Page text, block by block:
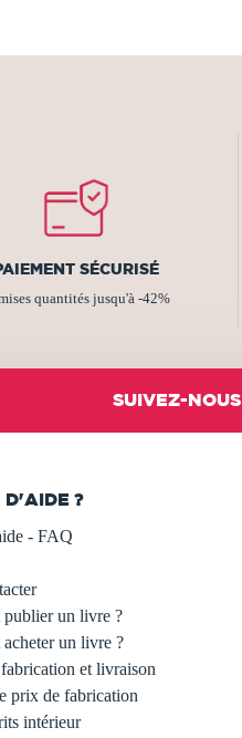
SÉCURISÉ
quantités jusqu'à -42%
SUIVEZ-NOUS
D'AIDE ?
- FAQ
publier un livre ?
un livre ?
et livraison
prix de fabrication
intérieur